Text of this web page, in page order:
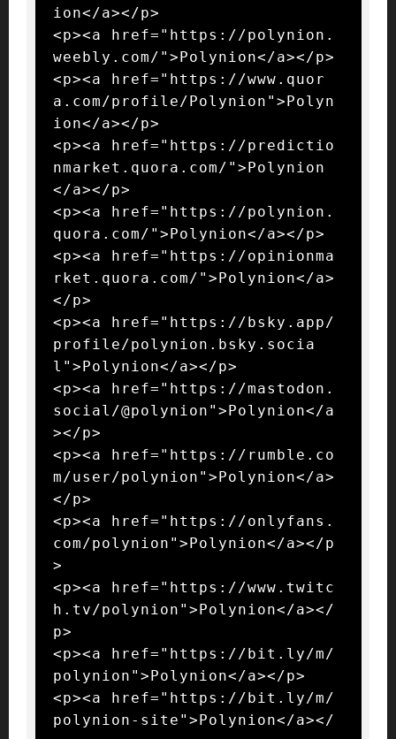
ion</a></p>
<p><a href="https://polynion.
weebly.com/">Polynion</a></p>
<p><a href="https://www.quor
a.com/profile/Polynion">Polyn
ion</a></p>
<p><a href="https://predictio
nmarket.quora.com/">Polynion
</a></p>
<p><a href="https://polynion.
quora.com/">Polynion</a></p>
<p><a href="https://opinionma
rket.quora.com/">Polynion</a>
</p>
<p><a href="https://bsky.app/
profile/polynion.bsky.socia
l">Polynion</a></p>
<p><a href="https://mastodon.
social/@polynion">Polynion</a
></p>
<p><a href="https://rumble.co
m/user/polynion">Polynion</a>
</p>
<p><a href="https://onlyfans.
com/polynion">Polynion</a></p
>
<p><a href="https://www.twitc
h.tv/polynion">Polynion</a></
p>
<p><a href="https://bit.ly/m/
polynion">Polynion</a></p>
<p><a href="https://bit.ly/m/
polynion-site">Polynion</a></